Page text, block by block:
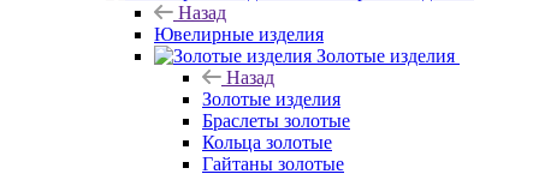
Назад
Ювелирные изделия
Золотые изделия
Назад
Золотые изделия
Браслеты золотые
Кольца золотые
Гайтаны золотые